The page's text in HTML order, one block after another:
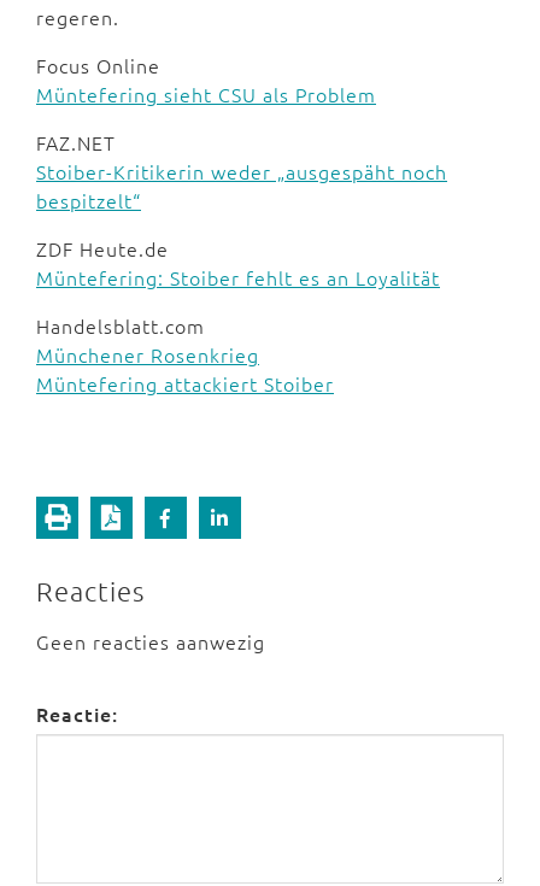
regeren.
Focus Online
Müntefering sieht CSU als Problem
FAZ.NET
Stoiber-Kritikerin weder „ausgespäht noch
bespitzelt“
ZDF Heute.de
Müntefering: Stoiber fehlt es an Loyalität
Handelsblatt.com
Münchener Rosenkrieg
Müntefering attackiert Stoiber
Reacties
Geen reacties aanwezig
Reactie: